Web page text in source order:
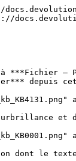
–
depuis
et
dont le